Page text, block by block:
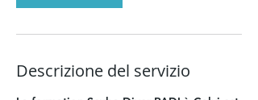
Descrizione del servizio